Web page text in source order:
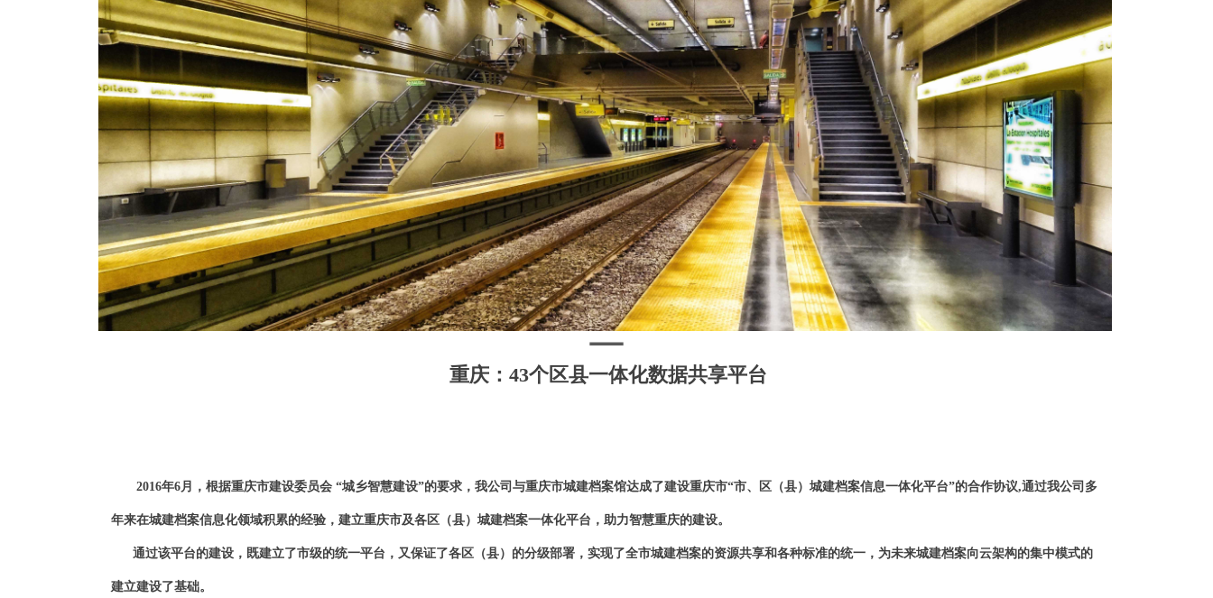
重庆：43个区县一体化数据共享平台
2016年6月，根据重庆市建设委员会 “城乡智慧建设”的要求，我公司与重庆市城建档案馆达成了建设重庆市“市、区（县）城建档案信息一体化平台”的合作协议,通过我公司多
年来在城建档案信息化领域积累的经验，建立重庆市及各区（县）城建档案一体化平台，助力智慧重庆的建设。
通过该平台的建设，既建立了市级的统一平台，又保证了各区（县）的分级部署，实现了全市城建档案的资源共享和各种标准的统一，为未来城建档案向云架构的集中模式的
建立建设了基础。